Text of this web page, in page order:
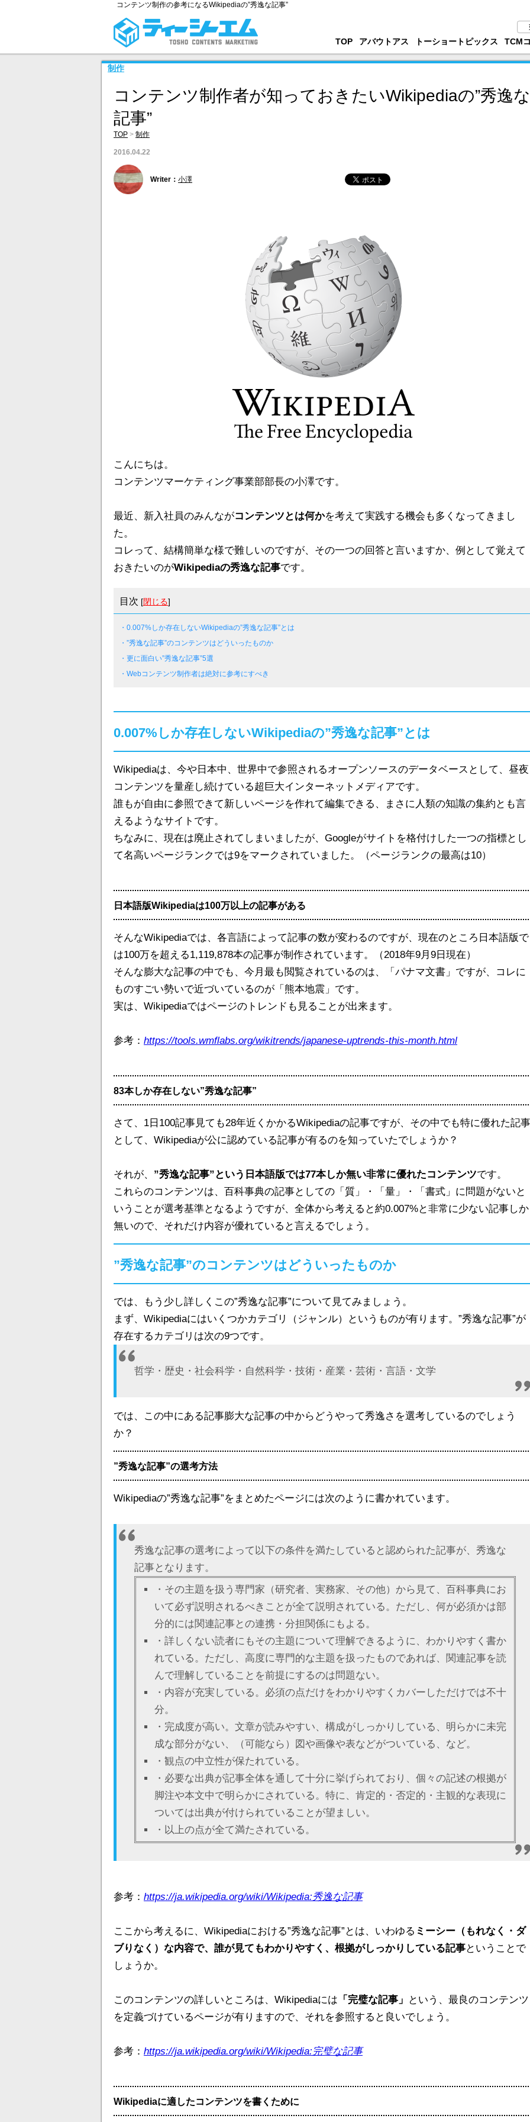
コンテンツ制作の参考になるWikipediaの”秀逸な記事”
TOP アバウトアス トーショートピックス TCM
制作
コンテンツ制作者が知っておきたいWikipediaの”秀逸な
記事”
TOP > 制作
2016.04.22
Writer： 小澤
こんにちは。
コンテンツマーケティング事業部部長の小澤です。
最近、新入社員のみんながコンテンツとは何かを考えて実践する機会も多くなってきまし
た。
コレって、結構簡単な様で難しいのですが、その一つの回答と言いますか、例として覚えて
おきたいのがWikipediaの秀逸な記事です。
目次 [閉じる]
・0.007%しか存在しないWikipediaの”秀逸な記事”とは
・”秀逸な記事”のコンテンツはどういったものか
・更に面白い”秀逸な記事”5選
・Webコンテンツ制作者は絶対に参考にすべき
0.007%しか存在しないWikipediaの”秀逸な記事”とは
Wikipediaは、今や日本中、世界中で参照されるオープンソースのデータベースとして、昼夜
コンテンツを量産し続けている超巨大インターネットメディアです。
誰もが自由に参照できて新しいページを作れて編集できる、まさに人類の知識の集約とも言
えるようなサイトです。
ちなみに、現在は廃止されてしまいましたが、Googleがサイトを格付けした一つの指標とし
て名高いページランクでは9をマークされていました。（ページランクの最高は10）
日本語版Wikipediaは100万以上の記事がある
そんなWikipediaでは、各言語によって記事の数が変わるのですが、現在のところ日本語版で
は100万を超える1,119,878本の記事が制作されています。（2018年9月9日現在）
そんな膨大な記事の中でも、今月最も閲覧されているのは、「パナマ文書」ですが、コレに
ものすごい勢いで近づいているのが「熊本地震」です。
実は、Wikipediaではページのトレンドも見ることが出来ます。
参考： https://tools.wmflabs.org/wikitrends/japanese-uptrends-this-month.html
83本しか存在しない”秀逸な記事”
さて、1日100記事見ても28年近くかかるWikipediaの記事ですが、その中でも特に優れた記事
として、Wikipediaが公に認めている記事が有るのを知っていたでしょうか？
それが、 ”秀逸な記事”という日本語版では77本しか無い非常に優れたコンテンツです。
これらのコンテンツは、百科事典の記事としての「質」・「量」・「書式」に問題がないと
いうことが選考基準となるようですが、全体から考えると約0.007%と非常に少ない記事しか
無いので、それだけ内容が優れていると言えるでしょう。
”秀逸な記事”のコンテンツはどういったものか
では、もう少し詳しくこの”秀逸な記事”について見てみましょう。
まず、Wikipediaにはいくつかカテゴリ（ジャンル）というものが有ります。”秀逸な記事”が
存在するカテゴリは次の9つです。
哲学・歴史・社会科学・自然科学・技術・産業・芸術・言語・文学
では、この中にある記事膨大な記事の中からどうやって秀逸さを選考しているのでしょう
か？
”秀逸な記事”の選考方法
Wikipediaの”秀逸な記事”をまとめたページには次のように書かれています。
秀逸な記事の選考によって以下の条件を満たしていると認められた記事が、秀逸な
記事となります。
・その主題を扱う専門家（研究者、実務家、その他）から見て、百科事典にお
いて必ず説明されるべきことが全て説明されている。ただし、何が必須かは部
分的には関連記事との連携・分担関係にもよる。
・詳しくない読者にもその主題について理解できるように、わかりやすく書か
れている。ただし、高度に専門的な主題を扱ったものであれば、関連記事を読
んで理解していることを前提にするのは問題ない。
・内容が充実している。必須の点だけをわかりやすくカバーしただけでは不十
分。
・完成度が高い。文章が読みやすい、構成がしっかりしている、明らかに未完
成な部分がない、（可能なら）図や画像や表などがついている、など。
・観点の中立性が保たれている。
・必要な出典が記事全体を通して十分に挙げられており、個々の記述の根拠が
脚注や本文中で明らかにされている。特に、肯定的・否定的・主観的な表現に
ついては出典が付けられていることが望ましい。
・以上の点が全て満たされている。
参考： https://ja.wikipedia.org/wiki/Wikipedia:秀逸な記事
ここから考えるに、Wikipediaにおける”秀逸な記事”とは、いわゆる ミーシー（もれなく・ダ
ブりなく）な内容で、誰が見てもわかりやすく、根拠がしっかりしている記事ということで
しょうか。
このコンテンツの詳しいところは、Wikipediaには 「完璧な記事」
という、最良のコンテンツ
を定義づけているページが有りますので、それを参照すると良いでしょう。
参考： https://ja.wikipedia.org/wiki/Wikipedia:完璧な記事
Wikipediaに適したコンテンツを書くために